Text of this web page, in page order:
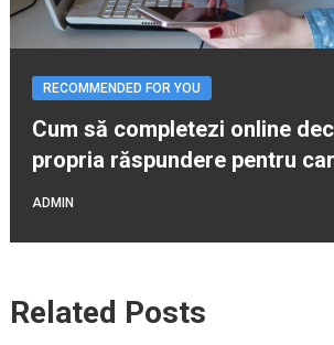
RECOMMENDED FOR YOU
Cum să completezi online
propria răspundere pentru
ADMIN
Related Posts